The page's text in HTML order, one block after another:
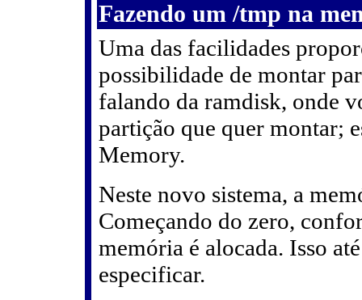
Fazendo um /tmp na
Uma das facilidades
possibilidade de montar
falando da ramdisk, onde
partição que quer montar;
Memory.
Neste novo sistema, a
Começando do zero,
memória é alocada. Isso
especificar.